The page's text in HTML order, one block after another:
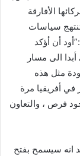
الأفارقة
سياسات
أن أؤكد
الى مسار
مثل هذه
في أفريقيا مرة
فرص ، والتعاون
انه سيسمح بفتح